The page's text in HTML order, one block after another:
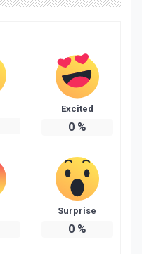
Excited
0%
Surprise
0%